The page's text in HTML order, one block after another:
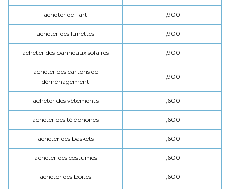
acheter de l'art 1,900
acheter des lunettes 1,900
acheter des panneaux solaires 1,900
acheter des cartons de
déménagement
1,900
acheter des vêtements 1,600
acheter des téléphones 1,600
acheter des baskets 1,600
acheter des costumes 1,600
acheter des boîtes 1,600